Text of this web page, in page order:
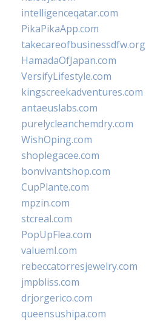
intelligenceqatar.com
PikaPikaApp.com
takecareofbusinessdfw.org
HamadaOfJapan.com
VersifyLifestyle.com
kingscreekadventures.com
antaeuslabs.com
purelycleanchemdry.com
WishOping.com
shoplegacee.com
bonvivantshop.com
CupPlante.com
mpzin.com
stcreal.com
PopUpFlea.com
valueml.com
rebeccatorresjewelry.com
jmpbliss.com
drjorgerico.com
queensushipa.com